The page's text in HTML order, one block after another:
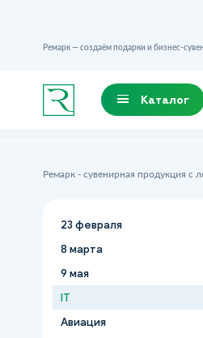
Ремарк — создаём подарки и бизнес-
Каталог
Ремарк - сувенирная продукция с
23 февраля
8 марта
9 мая
IT
Авиация